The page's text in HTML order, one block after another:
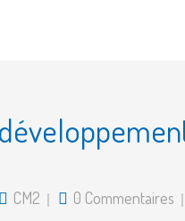
CM2 0 Commentaires